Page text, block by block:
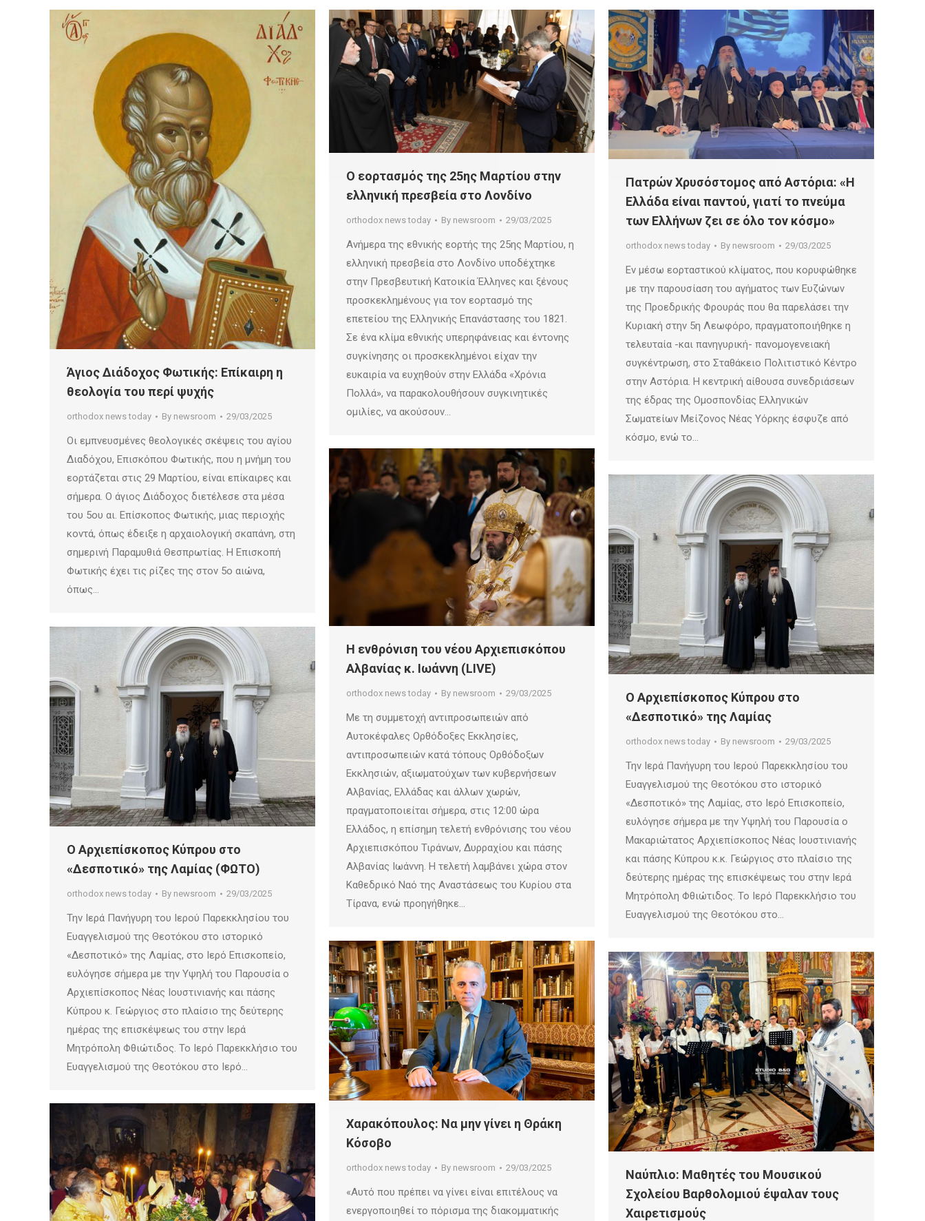
Άγιος Διάδοχος Φωτικής: Επίκαιρη η
θεολογία του περί ψυχής
orthodox news today By newsroom 29/03/2025
Οι εμπνευσμένες θεολογικές σκέψεις του αγίου
Διαδόχου, Επισκόπου Φωτικής, που η μνήμη του
εορτάζεται στις 29 Μαρτίου, είναι επίκαιρες και
σήμερα. Ο άγιος Διάδοχος διετέλεσε στα μέσα
του 5ου αι. Επίσκοπος Φωτικής, μιας περιοχής
κοντά, όπως έδειξε η αρχαιολογική σκαπάνη, στη
σημερινή Παραμυθιά Θεσπρωτίας. Η Επισκοπή
Φωτικής έχει τις ρίζες της στον 5ο αιώνα,
όπως…
Ο εορτασμός της 25ης Μαρτίου στην
ελληνική πρεσβεία στο Λονδίνο
orthodox news today By newsroom 29/03/2025
Ανήμερα της εθνικής εορτής της 25ης Μαρτίου, η
ελληνική πρεσβεία στο Λονδίνο υποδέχτηκε
στην Πρεσβευτική Κατοικία Έλληνες και ξένους
προσκεκλημένους για τον εορτασμό της
επετείου της Ελληνικής Επανάστασης του 1821.
Σε ένα κλίμα εθνικής υπερηφάνειας και έντονης
συγκίνησης οι προσκεκλημένοι είχαν την
ευκαιρία να ευχηθούν στην Ελλάδα «Χρόνια
Πολλά», να παρακολουθήσουν συγκινητικές
ομιλίες, να ακούσουν…
Πατρών Χρυσόστομος από Αστόρια: «Η
Ελλάδα είναι παντού, γιατί το πνεύμα
των Ελλήνων ζει σε όλο τον κόσμο»
orthodox news today By newsroom 29/03/2025
Εν μέσω εορταστικού κλίματος, που κορυφώθηκε
με την παρουσίαση του αγήματος των Ευζώνων
της Προεδρικής Φρουράς που θα παρελάσει την
Κυριακή στην 5η Λεωφόρο, πραγματοποιήθηκε η
τελευταία -και πανηγυρική- πανομογενειακή
συγκέντρωση, στο Σταθάκειο Πολιτιστικό Κέντρο
στην Αστόρια. Η κεντρική αίθουσα συνεδριάσεων
της έδρας της Ομοσπονδίας Ελληνικών
Σωματείων Μείζονος Νέας Υόρκης έσφυζε από
κόσμο, ενώ το…
Η ενθρόνιση του νέου Αρχιεπισκόπου
Αλβανίας κ. Ιωάννη (LIVE)
orthodox news today By newsroom 29/03/2025
Με τη συμμετοχή αντιπροσωπειών από
Αυτοκέφαλες Ορθόδοξες Εκκλησίες,
αντιπροσωπειών κατά τόπους Ορθόδοξων
Εκκλησιών, αξιωματούχων των κυβερνήσεων
Αλβανίας, Ελλάδας και άλλων χωρών,
πραγματοποιείται σήμερα, στις 12:00 ώρα
Ελλάδος, η επίσημη τελετή ενθρόνισης του νέου
Αρχιεπισκόπου Τιράνων, Δυρραχίου και πάσης
Αλβανίας Ιωάννη. Η τελετή λαμβάνει χώρα στον
Καθεδρικό Ναό της Αναστάσεως του Κυρίου στα
Τίρανα, ενώ προηγήθηκε…
Ο Αρχιεπίσκοπος Κύπρου στο
«Δεσποτικό» της Λαμίας
orthodox news today By newsroom 29/03/2025
Την Ιερά Πανήγυρη του Ιερού Παρεκκλησίου του
Ευαγγελισμού της Θεοτόκου στο ιστορικό
«Δεσποτικό» της Λαμίας, στο Ιερό Επισκοπείο,
ευλόγησε σήμερα με την Υψηλή του Παρουσία ο
Μακαριώτατος Αρχιεπίσκοπος Νέας Ιουστινιανής
και πάσης Κύπρου κ.κ. Γεώργιος στο πλαίσιο της
δεύτερης ημέρας της επισκέψεως του στην Ιερά
Μητρόπολη Φθιώτιδος. Το Ιερό Παρεκκλήσιο του
Ευαγγελισμού της Θεοτόκου στο…
Ο Αρχιεπίσκοπος Κύπρου στο
«Δεσποτικό» της Λαμίας (ΦΩΤΟ)
orthodox news today By newsroom 29/03/2025
Την Ιερά Πανήγυρη του Ιερού Παρεκκλησίου του
Ευαγγελισμού της Θεοτόκου στο ιστορικό
«Δεσποτικό» της Λαμίας, στο Ιερό Επισκοπείο,
ευλόγησε σήμερα με την Υψηλή του Παρουσία ο
Αρχιεπίσκοπος Νέας Ιουστινιανής και πάσης
Κύπρου κ. Γεώργιος στο πλαίσιο της δεύτερης
ημέρας της επισκέψεως του στην Ιερά
Μητρόπολη Φθιώτιδος. Το Ιερό Παρεκκλήσιο του
Ευαγγελισμού της Θεοτόκου στο Ιερό…
Χαρακόπουλος: Να μην γίνει η Θράκη
Κόσοβο
orthodox news today By newsroom 29/03/2025
«Αυτό που πρέπει να γίνει είναι επιτέλους να
ενεργοποιηθεί το πόρισμα της διακομματικής
Ναύπλιο: Μαθητές του Μουσικού
Σχολείου Βαρθολομιού έψαλαν τους
Χαιρετισμούς